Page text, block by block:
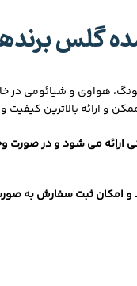
گلس
هواوی و شیائومی در
و ارائه بالاترین
ارائه می شود و در صورت
امکان ثبت سفارش به